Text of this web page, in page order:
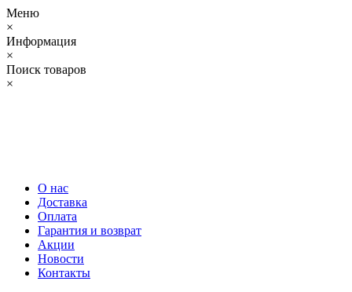
Меню
×
Информация
×
Поиск товаров
×
О нас
Доставка
Оплата
Гарантия и возврат
Акции
Новости
Контакты